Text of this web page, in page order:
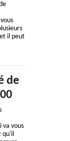
il peut
de
va vous
qu'il